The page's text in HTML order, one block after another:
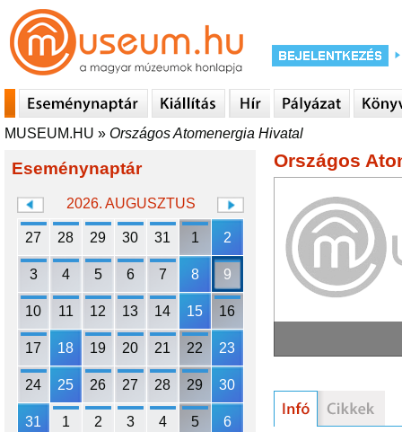
MUSEUM.HU » Országos Atomenergia Hivatal
Eseménynaptár
2026. AUGUSZTUS
27 28 29 30 31 1 2
3 4 5 6 7 8 9
10 11 12 13 14 15 16
17 18 19 20 21 22 23
24 25 26 27 28 29 30
31 1 2 3 4 5 6
Országos